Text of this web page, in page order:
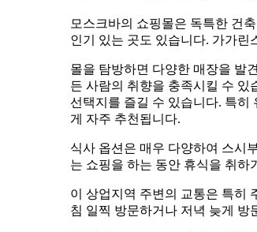
모스크바의 쇼핑몰은 독특한 건
인기 있는 곳도 있습니다. 가가린
몰을 탐방하면 다양한 매장을 발
든 사람의 취향을 충족시킬 수 있
선택지를 즐길 수 있습니다. 특히
게 자주 추천됩니다.
식사 옵션은 매우 다양하여 스시
는 쇼핑을 하는 동안 휴식을 취하
이 상업지역 주변의 교통은 특히
침 일찍 방문하거나 저녁 늦게 방